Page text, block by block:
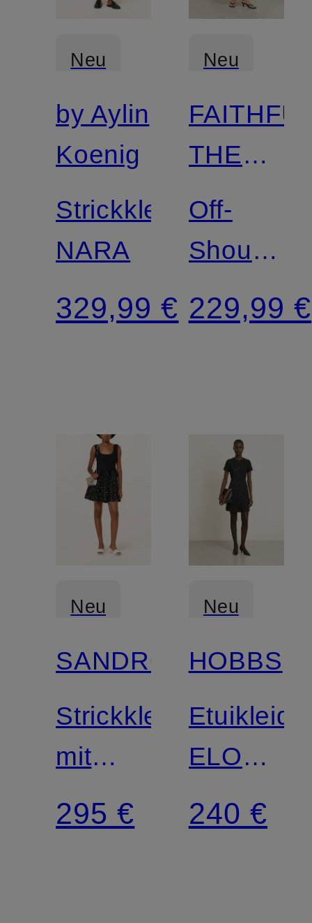
Neu
by Aylin
Koenig
Strickkleid
NARA
329,99 €
Neu
Zertifiziert
THE
BRAND
Off-
Shoulder-
Kleid
SANT
229,99 €
Neu
SANDRO
Strickkleid
mit
Schmuckperlen
295 €
Neu
HOBBS
Etuikleid
ELOWEN
aus
Tweed
240 €